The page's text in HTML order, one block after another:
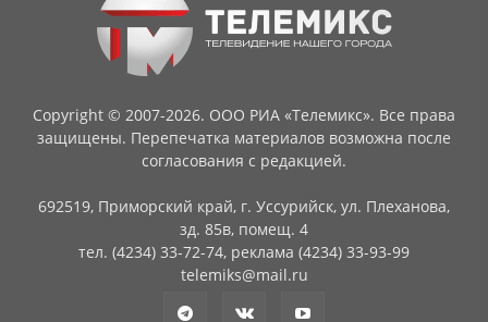
Copyright © 2007-2026. ООО РИА «Телемикс». Все права
защищены. Перепечатка материалов возможна после
согласования с редакцией.
692519, Приморский край, г. Уссурийск, ул. Плеханова,
зд. 85в, помещ. 4
тел. (4234) 33-72-74, реклама (4234) 33-93-99
telemiks@mail.ru